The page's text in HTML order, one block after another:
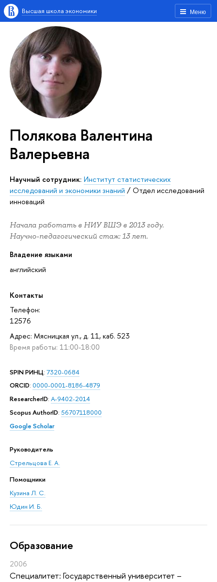
Меню
Высшая школа экономики
Полякова Валентина
Валерьевна
Научный сотрудник: Институт статистических
исследований и экономики знаний /Отдел исследований
инноваций
Начала работать в НИУ ВШЭ в 2013 году.
Научно-педагогический стаж: 13 лет.
Владение языками
английский
Контакты
Телефон:
12576
Адрес: Мясницкая ул., д. 11, каб. 523
Время работы: 11:00-18:00
SPIN РИНЦ: 7320-0684
ORCID: 0000-0001-8186-4879
ResearcherID: A-9402-2014
Scopus AuthorID: 56707118000
Google Scholar
Руководитель
Стрельцова Е. А.
Помощники
Кузина Л. С.
Юдин И. Б.
Oбразование
2006
Специалитет: Государственный университет –